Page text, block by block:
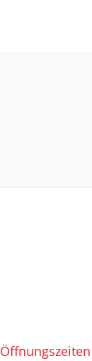
Öffnungszeiten